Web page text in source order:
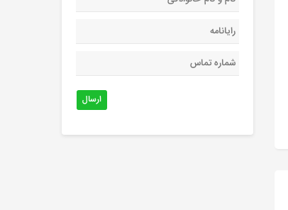
ارسال